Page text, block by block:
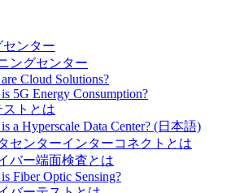
ンター
ングセンター
Cloud Solutions?
5G Energy Consumption?
ストとは
a Hyperscale Data Center? (日本語)
センターインターコネクトとは
バー端面検査とは
Fiber Optic Sensing?